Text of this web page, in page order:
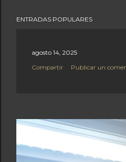
ENTRADAS POPULARES
agosto 14, 2025
Compartir
Publicar un